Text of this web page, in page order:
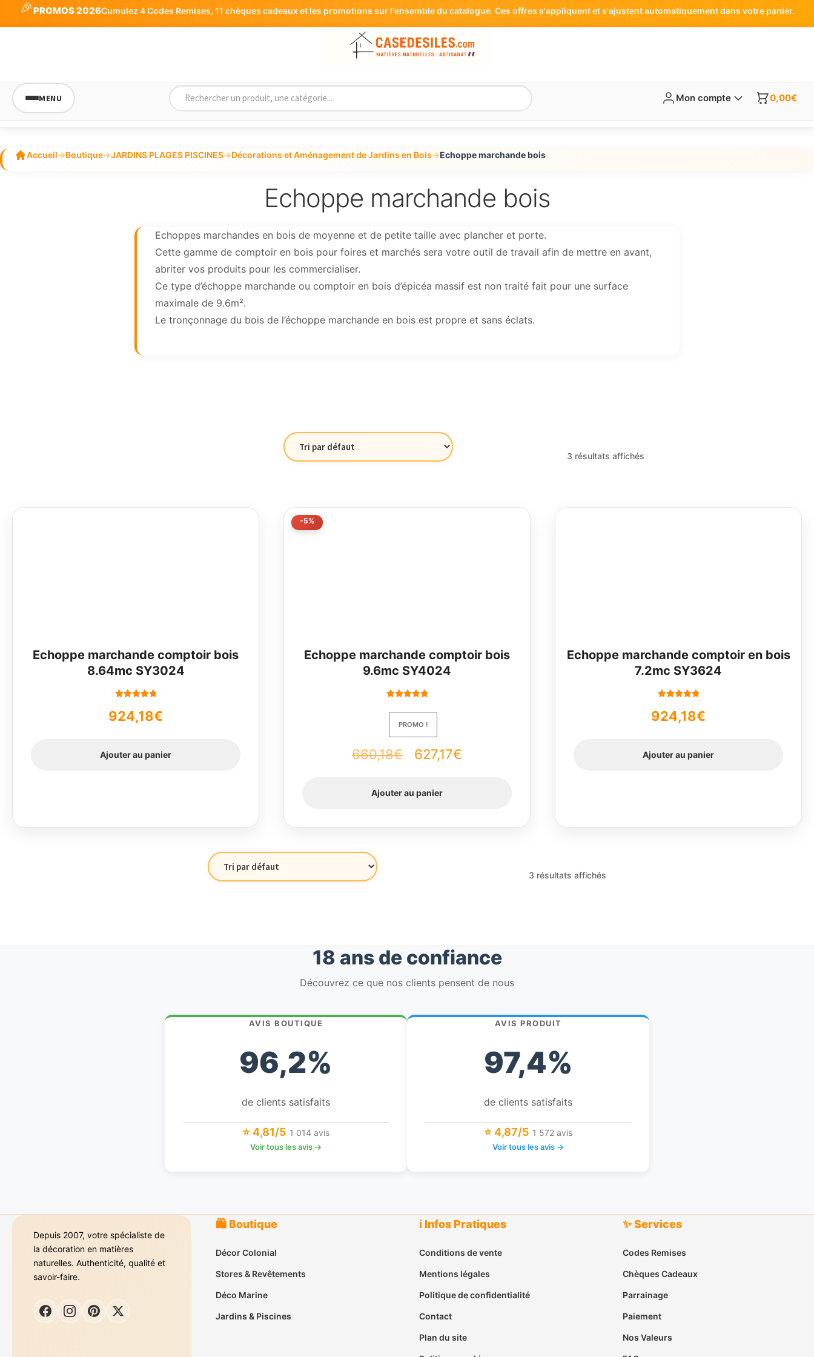
🎉PROMOS 2026Cumulez 4 Codes Remises, 11 chèques cadeaux et les promotions sur l'ensemble du catalogue. Ces offres s'appliquent et s'ajustent automatiquement dans votre panier.
MENU Mon compte 0,00€
Accueil→Boutique→JARDINS PLAGES PISCINES→Décorations et Aménagement de Jardins en Bois→Echoppe marchande bois
Echoppe marchande bois
Echoppes marchandes en bois de moyenne et de petite taille avec plancher et porte.
Cette gamme de comptoir en bois pour foires et marchés sera votre outil de travail afin de mettre en avant,
abriter vos produits pour les commercialiser.
Ce type d’échoppe marchande ou comptoir en bois d’épicéa massif est non traité fait pour une surface
maximale de 9.6m².
Le tronçonnage du bois de l’échoppe marchande en bois est propre et sans éclats.
3 résultats affichés
Echoppe marchande comptoir bois
8.64mc SY3024
5
924,18€
Ajouter au panier
-5%
Echoppe marchande comptoir bois
9.6mc SY4024
PROMO !
660,18€
Le
initial
627,17€Le
Ajouter au panier
Echoppe marchande comptoir en bois
7.2mc SY3624
5
924,18€
Ajouter au panier
3 résultats affichés
18 ans de confiance
Découvrez ce que nos clients pensent de nous
AVIS BOUTIQUE
96,2%
de clients satisfaits
⭐ 4,81/5 1 014 avis
Voir tous les avis →
AVIS PRODUIT
97,4%
de clients satisfaits
⭐ 4,87/5 1 572 avis
Voir tous les avis →
Depuis 2007, votre spécialiste de
la décoration en matières
naturelles. Authenticité, qualité et
savoir-faire.
🛍️ Boutique
Décor Colonial
Stores & Revêtements
Déco Marine
Jardins & Piscines
ℹ️ Infos Pratiques
Conditions de vente
Mentions légales
Politique de confidentialité
Contact
Plan du site
✨ Services
Codes Remises
Chèques Cadeaux
Parrainage
Paiement
Nos Valeurs